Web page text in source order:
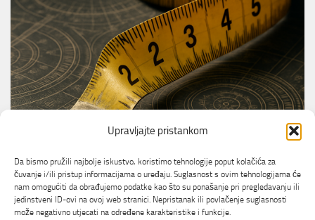
Upravljajte pristankom
Da bismo pružili najbolje iskustvo, koristimo tehnologije poput kolačića za
čuvanje i/ili pristup informacijama o uređaju. Suglasnost s ovim tehnologijama će
nam omogućiti da obrađujemo podatke kao što su ponašanje pri pregledavanju ili
jedinstveni ID-ovi na ovoj web stranici. Nepristanak ili povlačenje suglasnosti
može negativno utjecati na određene karakteristike i funkcije.
Traci